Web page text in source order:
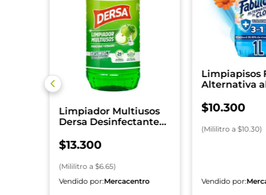
Limpiador Multiusos
Dersa Desinfectante
$13.300
(Mililitro a $6.65)
Vendido por:Mercacentro
Limpiapisos
Alternativa
$10.300
(Mililitroa $10.30)
Vendido por: